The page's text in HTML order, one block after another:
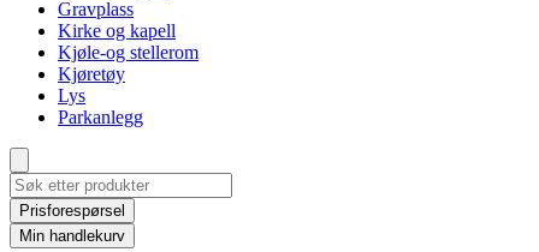
Gravplass
Kirke og kapell
Kjøle-og stellerom
Kjøretøy
Lys
Parkanlegg
Prisforespørsel
Min handlekurv